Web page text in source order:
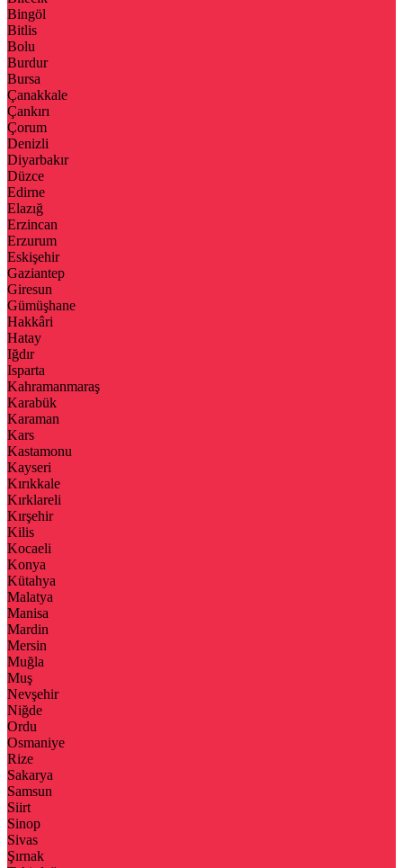
Bingöl
Bitlis
Bolu
Burdur
Bursa
Çanakkale
Çankırı
Çorum
Denizli
Diyarbakır
Düzce
Edirne
Elazığ
Erzincan
Erzurum
Eskişehir
Gaziantep
Giresun
Gümüşhane
Hakkâri
Hatay
Iğdır
Isparta
Kahramanmaraş
Karabük
Karaman
Kars
Kastamonu
Kayseri
Kırıkkale
Kırklareli
Kırşehir
Kilis
Kocaeli
Konya
Kütahya
Malatya
Manisa
Mardin
Mersin
Muğla
Muş
Nevşehir
Niğde
Ordu
Osmaniye
Rize
Sakarya
Samsun
Siirt
Sinop
Sivas
Şırnak